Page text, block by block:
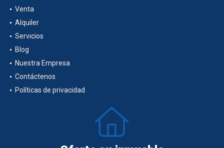
Venta
Alquiler
Servicios
Blog
Nuestra Empresa
Contáctenos
Políticas de privacidad